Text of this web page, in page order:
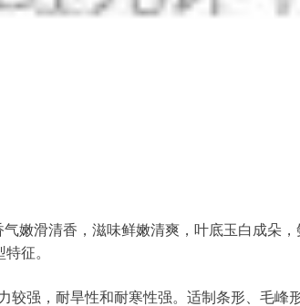
嫩滑清香，滋味鲜嫩清爽，叶底玉白成朵
征。
较强，耐旱性和耐寒性强。适制条形、毛